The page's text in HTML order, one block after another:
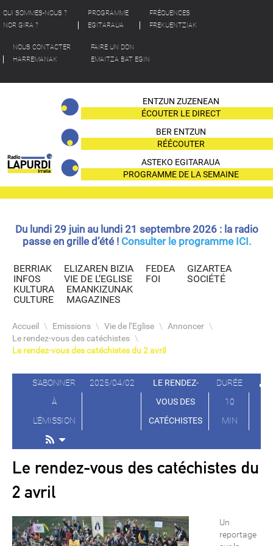
QUI SOMMES-NOUS ?
NOR GIRA ?
PROGRAMME
EGITARAUA
FRÉQUENCES
FREKUENTZIAK
NOUS CONTACTER
HARREMANAK
FAIRE UN DON
EMAITZA BAT EGIN
ENTZUN ZUZENEAN
ÉCOUTER LE DIRECT
BER ENTZUN
RÉÉCOUTER
ASTEKO EGITARAUA
PROGRAMME DE LA SEMAINE
Du lundi 29 juin au lundi 21 septembre 2026 : la radio
passe en grille d’été ! Consulter le programme ICI.
BERRIAK
INFOS
ELIZAREN BIZIA
VIE DE L’EGLISE
FEDEA
FOI
GIZARTEA
SOCIÉTÉ
KULTURA
CULTURE
EMANKIZUNAK
MAGAZINES
Accueil \ Emissions \ Vie de l’Eglise \ Annoncer \
Le rendez-vous des catéchistes \
Le rendez-vous des catéchistes du 2 avril
S'ABONNER
À
L'ÉMISSION
2025/04/02
LE RENDEZ-
VOUS DES
CATÉCHISTES
DURÉE
10
MIN
Le rendez-vous des catéchistes du
2 avril
Un
reportage